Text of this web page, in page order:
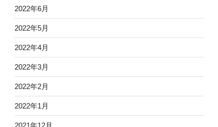
2022年6月
2022年5月
2022年4月
2022年3月
2022年2月
2022年1月
2021年12月